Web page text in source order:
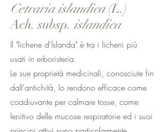
Cetraria islandica(L.)
Ach. subsp. islandica
Il "lichene d'Islanda" è tra i licheni più
usati in erboristeria.
Le sue proprietà medicinali, conosciute fin
dall'antichità, lo rendono efficace come
coadiuvante per calmare tosse, come
lenitivo delle mucose respiratorie ed i suoi